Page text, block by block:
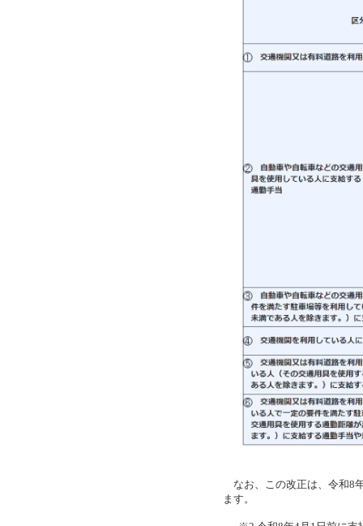
なお、この改正は、令和8
ます。